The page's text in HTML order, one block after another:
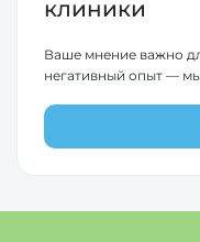
клиники
Ваше мнение важно
негативный опыт —